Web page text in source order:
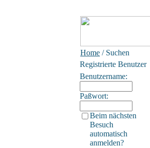
Home / Suchen
Registrierte Benutzer
Benutzername:
Paßwort:
Beim nächsten
Besuch
automatisch
anmelden?